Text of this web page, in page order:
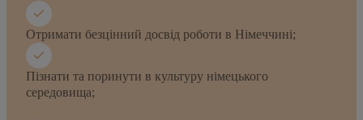
Отримати безцінний досвід роботи в Німеччині;
Пізнати та поринути в культуру німецького
середовища;